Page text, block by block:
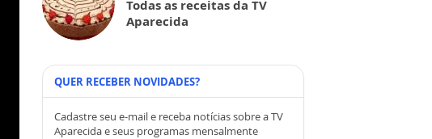
Todas as receitas da TV
Aparecida
QUER RECEBER NOVIDADES?
Cadastre seu e-mail e receba notícias sobre a TV
Aparecida e seus programas mensalmente